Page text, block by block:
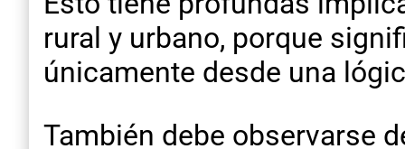
rural y urbano, porque
únicamente desde una
También debe observarse